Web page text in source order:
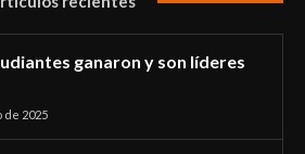
ganaron y son líderes
de 2025